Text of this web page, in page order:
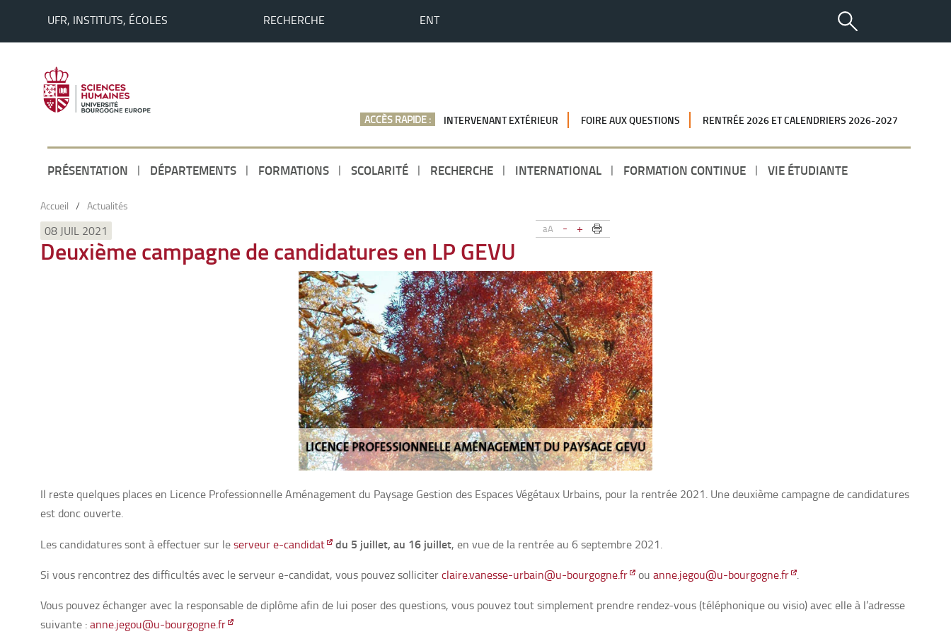
UFR, INSTITUTS, ÉCOLES RECHERCHE ENT
ACCÈS RAPIDE : INTERVENANT EXTÉRIEUR FOIRE AUX QUESTIONS RENTRÉE 2026 ET CALENDRIERS 2026-2027
PRÉSENTATION DÉPARTEMENTS FORMATIONS SCOLARITÉ RECHERCHE INTERNATIONAL FORMATION CONTINUE VIE ÉTUDIANTE
Accueil / Actualités
aA - +
08 JUIL 2021
Deuxième campagne de candidatures en LP GEVU
Il reste quelques places en Licence Professionnelle Aménagement du Paysage Gestion des Espaces Végétaux Urbains, pour la rentrée 2021. Une deuxième campagne de candidatures
est donc ouverte.
Les candidatures sont à effectuer sur leserveur e-candidat du 5 juillet, au 16 juillet, en vue de la rentréeau 6 septembre 2021.
Si vous rencontrez des difficultés avec le serveur e-candidat, vous pouvez solliciterclaire.vanesse-urbain@u-bourgogne.fr ou anne.jegou@u-bourgogne.fr .
Vous pouvez échanger avec la responsable de diplôme afin de lui poser des questions, vous pouvez tout simplement prendre rendez-vous (téléphonique ou visio) avec elle à l’adresse
suivante :anne.jegou@u-bourgogne.fr